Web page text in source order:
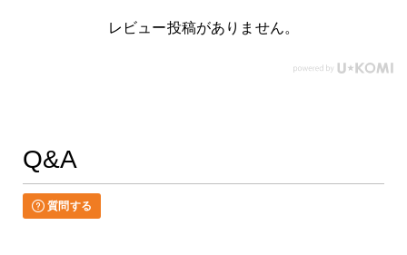
レビュー投稿がありません。
Q&A
質問する